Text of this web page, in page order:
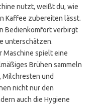
nutzt, weißt du, wie
Kaffee zubereiten lässt.
Bedienkomfort verbirgt
unterschätzen.
Maschine spielt eine
Brühen sammeln
Milchresten und
nicht nur den
auch die Hygiene